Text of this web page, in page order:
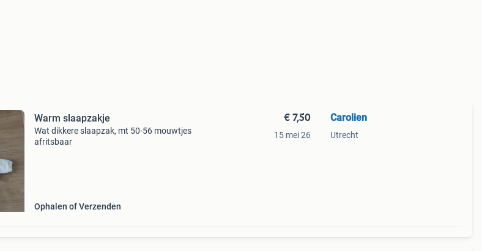
Warm slaapzakje
Wat dikkere slaapzak, mt 50-56 mouwtjes
afritsbaar
Ophalen of Verzenden
€ 7,50
15 mei 26
Carolien
Utrecht